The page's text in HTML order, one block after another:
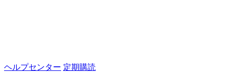
ヘルプセンター 定期購読